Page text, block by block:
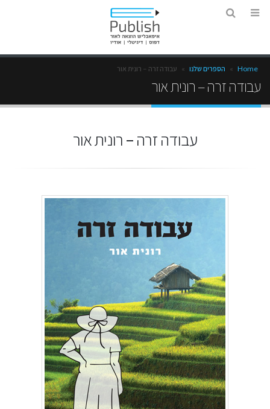
Home
» הספרים שלנו » עבודה זרה – רונית אור
עבודה זרה – רונית אור
עבודה זרה – רונית אור